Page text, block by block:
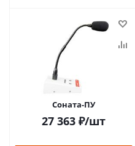
Соната-ПУ
27 363 ₽/шт